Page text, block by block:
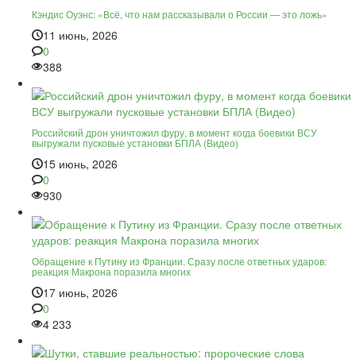
Кэндис Оуэнс: «Всё, что нам рассказывали о России — это ложь»
11 июнь, 2026
0
388
Российский дрон уничтожил фуру, в момент когда боевики ВСУ
выгружали пусковые установки БПЛА (Видео)
15 июнь, 2026
0
930
Обращение к Путину из Франции. Сразу после ответных ударов:
реакция Макрона поразила многих
17 июнь, 2026
0
4 233